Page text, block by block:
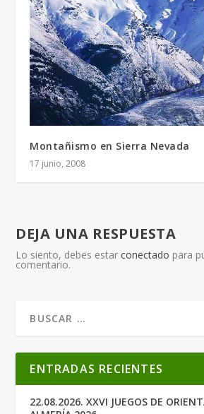
Montañismo en Sierra Nevada
17 junio, 2008
DEJA UNA RESPUESTA
Lo siento, debes estarconectado para
comentario.
ENTRADAS RECIENTES
22.08.2026. XXVI JUEGOS DE